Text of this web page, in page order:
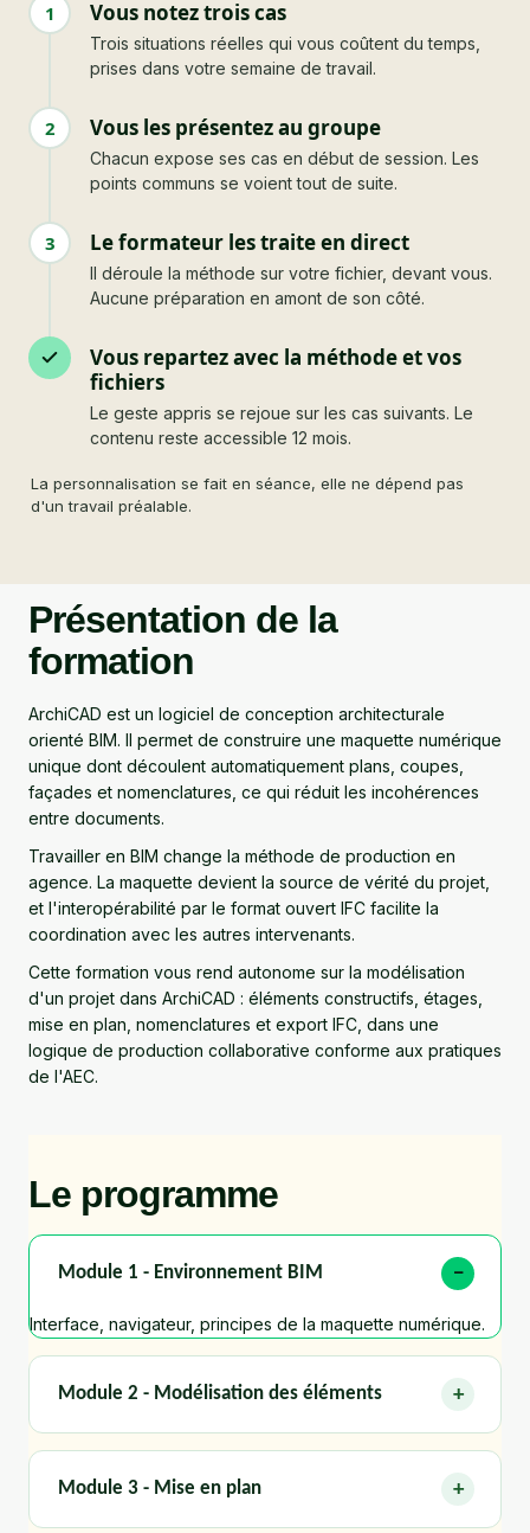
1 Vous notez trois cas
Trois situations réelles qui vous coûtent du temps,
prises dans votre semaine de travail.
2 Vous les présentez au groupe
Chacun expose ses cas en début de session. Les
points communs se voient tout de suite.
3 Le formateur les traite en direct
Il déroule la méthode sur votre fichier, devant vous.
Aucune préparation en amont de son côté.
Vous repartez avec la méthode et vos
fichiers
Le geste appris se rejoue sur les cas suivants. Le
contenu reste accessible 12 mois.
La personnalisation se fait en séance, elle ne dépend pas
d'un travail préalable.
Présentation de la
formation
ArchiCAD est un logiciel de conception architecturale
orienté BIM. Il permet de construire une maquette numérique
unique dont découlent automatiquement plans, coupes,
façades et nomenclatures, ce qui réduit les incohérences
entre documents.
Travailler en BIM change la méthode de production en
agence. La maquette devient la source de vérité du projet,
et l'interopérabilité par le format ouvert IFC facilite la
coordination avec les autres intervenants.
Cette formation vous rend autonome sur la modélisation
d'un projet dans ArchiCAD : éléments constructifs, étages,
mise en plan, nomenclatures et export IFC, dans une
logique de production collaborative conforme aux pratiques
de l'AEC.
Le programme
Module 1 - Environnement BIM
Interface, navigateur, principes de la maquette numérique.
Module 2 - Modélisation des éléments
Module 3 - Mise en plan